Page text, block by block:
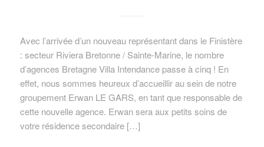
Avec l’arrivée d’un nouveau représentant dans le Finistère
: secteur Riviera Bretonne / Sainte-Marine, le nombre
d’agences Bretagne Villa Intendance passe à cinq ! En
effet, nous sommes heureux d’accueillir au sein de notre
groupement Erwan LE GARS, en tant que responsable de
cette nouvelle agence. Erwan sera aux petits soins de
votre résidence secondaire […]